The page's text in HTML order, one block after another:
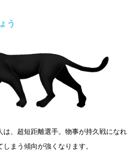
う
は、超短距離選手。物事が持久戦になれ
まう傾向が強くなります。